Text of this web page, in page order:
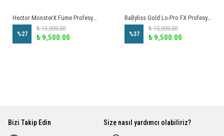
Hector MonsterX Füme Profesyonel Saç Kesme Makinesi
%27
₺ 13,000.00
₺ 9,500.00
BaByliss Gold Lo-Pro FX Profesyonel Ense ve Çizim Makinesi
%37
₺ 15,000.00
₺ 9,500.00
Bizi Takip Edin Size nasıl yardımcı olabiliriz?